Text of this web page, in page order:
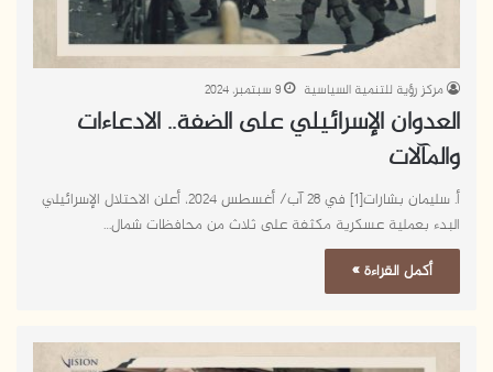
مركز رؤية للتنمية السياسية 9 سبتمبر، 2024
العدوان الإسرائيلي على الضفة.. الادعاءات
والمآلات
أ. سليمان بشارات[1] في 28 آب/ أغسطس 2024، أعلن الاحتلال الإسرائيلي
البدء بعملية عسكرية مكثفة على ثلاث من محافظات شمال…
أكمل القراءة »